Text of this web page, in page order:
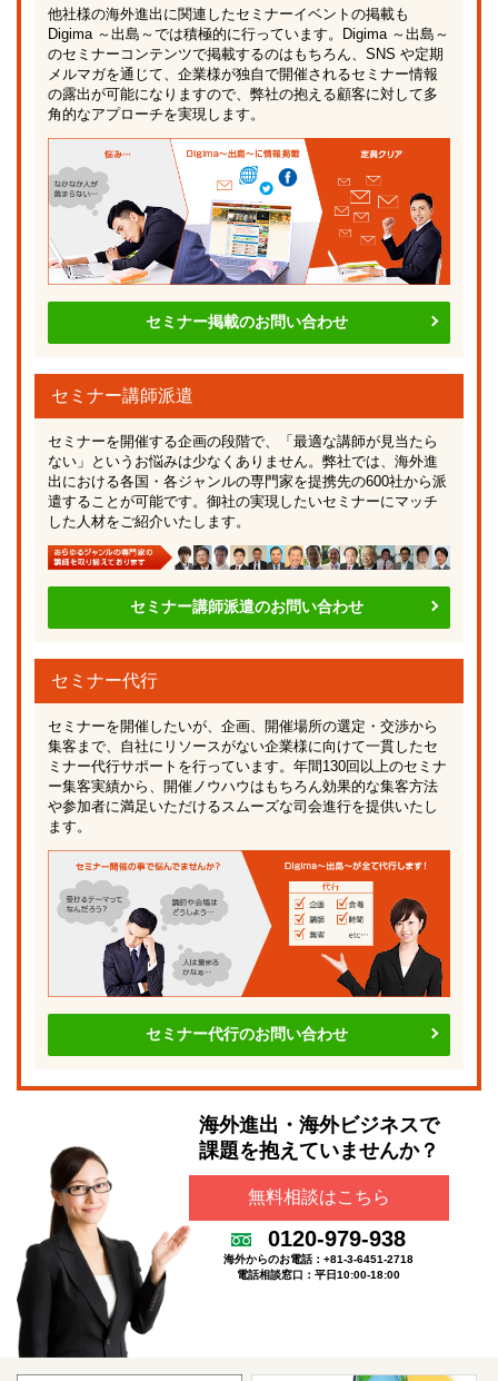
他社様の海外進出に関連したセミナーイベントの掲載も
Digima ～出島～では積極的に行っています。Digima ～出島～
のセミナーコンテンツで掲載するのはもちろん、SNS や定期
メルマガを通じて、企業様が独自で開催されるセミナー情報
の露出が可能になりますので、弊社の抱える顧客に対して多
角的なアプローチを実現します。
セミナー掲載のお問い合わせ
セミナー講師派遣
セミナーを開催する企画の段階で、「最適な講師が見当たら
ない」というお悩みは少なくありません。弊社では、海外進
出における各国・各ジャンルの専門家を提携先の600社から派
遣することが可能です。御社の実現したいセミナーにマッチ
した人材をご紹介いたします。
セミナー講師派遣のお問い合わせ
セミナー代行
セミナーを開催したいが、企画、開催場所の選定・交渉から
集客まで、自社にリソースがない企業様に向けて一貫したセ
ミナー代行サポートを行っています。年間130回以上のセミナ
ー集客実績から、開催ノウハウはもちろん効果的な集客方法
や参加者に満足いただけるスムーズな司会進行を提供いたし
ます。
セミナー代行のお問い合わせ
海外進出・海外ビジネスで
課題を抱えていませんか？
無料相談はこちら
0120-979-938
海外からのお電話：+81-3-6451-2718
電話相談窓口：平日10:00-18:00